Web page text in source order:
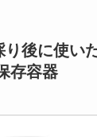
後に使い
存容器